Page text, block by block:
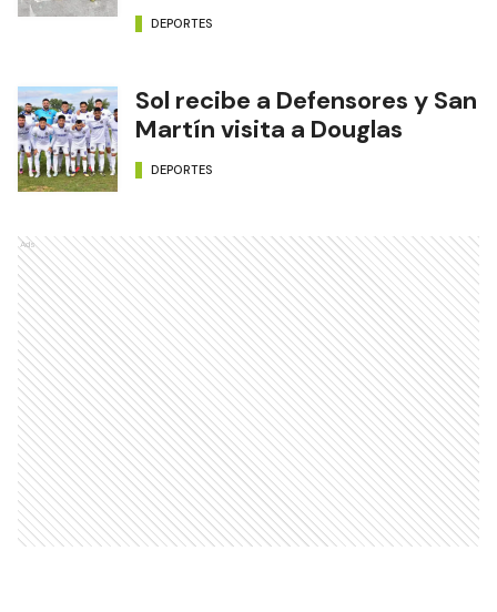
DEPORTES
Sol recibe a Defensores y San
Martín visita a Douglas
DEPORTES
Ads